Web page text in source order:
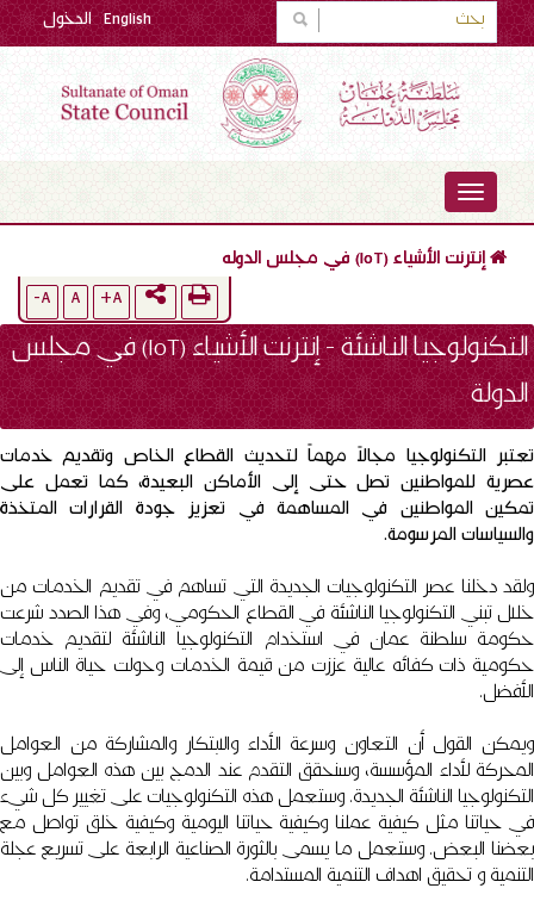
الدخول English
TOGGLE
NAVIGATION
إنترنت الأشياء (IoT) في مجلس الدوله
A+
A
A-
التكنولوجيا الناشئة - إنترنت الأشياء (IoT) في مجلس
الدولة
تعتبر التكنولوجيا مجالاً مهماً لتحديث القطاع الخاص وتقديم خدمات
عصرية للمواطنين تصل حتى إلى الأماكن البعيدة، كما تعمل على
تمكين المواطنين في المساهمة في تعزيز جودة القرارات المتخذة
والسياسات المرسومة.
ولقد دخلنا عصر التكنولوجيات الجديدة التي تساهم في تقديم الخدمات من
خلال تبني التكنولوجيا الناشئة في القطاع الحكومي، وفي هذا الصدد شرعت
حكومة سلطنة عمان في استخدام التكنولوجيا الناشئة لتقديم خدمات
حكومية ذات كفائه عالية عززت من قيمة الخدمات وحولت حياة الناس إلى
الأفضل.
ويمكن القول أن التعاون وسرعة الأداء والابتكار والمشاركة من العوامل
المحركة لأداء المؤسسة، وسنحقق التقدم عند الدمج بين هذه العوامل وبين
التكنولوجيا الناشئة الجديدة. وستعمل هذه التكنولوجيات على تغيير كل شيء
في حياتنا مثل كيفية عملنا وكيفية حياتنا اليومية وكيفية خلق تواصل مع
بعضنا البعض. وستعمل ما يسمى بالثورة الصناعية الرابعة على تسريع عجلة
التنمية و تحقيق اهداف التنمية المستدامة.